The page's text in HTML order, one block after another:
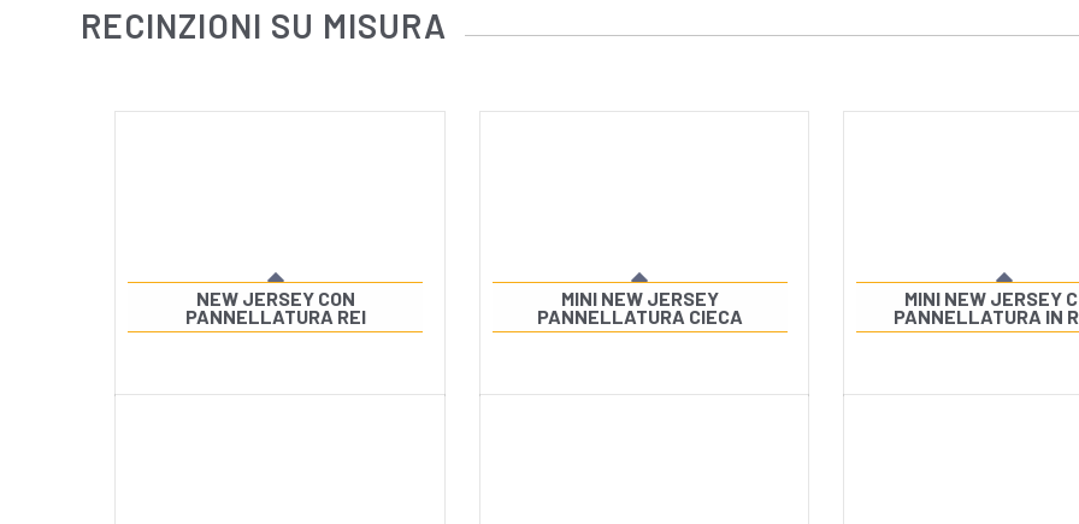
RECINZIONI SU MISURA
NEW JERSEY CON
PANNELLATURA REI
MINI NEW JERSEY
PANNELLATURA CIECA
MINI NEW JERSEY
PANNELLATURA IN